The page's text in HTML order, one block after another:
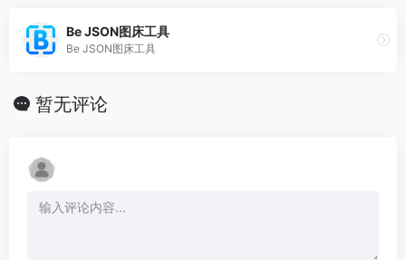
Be JSON图床工具
Be JSON图床工具
暂无评论